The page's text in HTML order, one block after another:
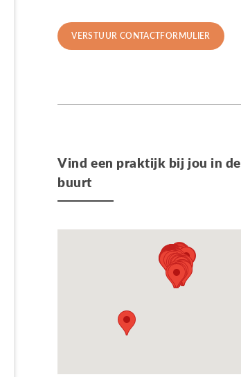
Vind een praktijk bij jou in de
buurt